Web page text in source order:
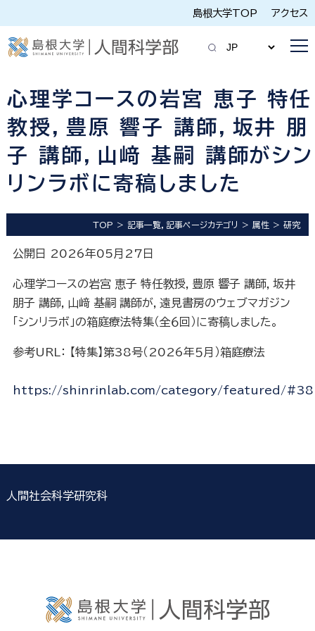
島根大学TOP アクセス
心理学コースの岩宮 恵子 特任
教授，豊原 響子 講師，坂井 朋
子 講師，山﨑 基嗣 講師がシン
リンラボに寄稿しました
TOP 記事一覧，記事ページカテゴリ 属性 研究
公開日 2026年05月27日
心理学コースの岩宮 恵子 特任教授，豊原 響子 講師，坂井
朋子 講師，山﨑 基嗣 講師が，遠見書房のウェブマガジン
「シンリラボ」の箱庭療法特集（全６回）に寄稿しました。
参考URL： 【特集】第38号（2026年５月）箱庭療法
https://shinrinlab.com/category/featured/
人間社会科学研究科